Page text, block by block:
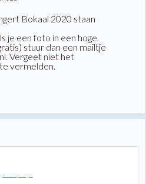
Bokaal 2020 staan
je een foto in een hoge
stuur dan een mailtje
Vergeet niet het
vermelden.